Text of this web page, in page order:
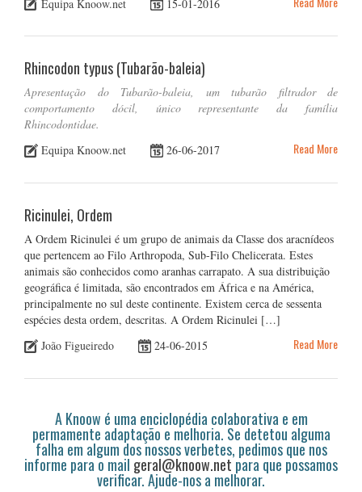
Equipa Knoow.net 15-01-2016
Rhincodon typus (Tubarão-baleia)
Apresentação do Tubarão-baleia, um tubarão filtrador de
comportamento dócil, único representante da família
Rhincodontidae.
Equipa Knoow.net
26-06-2017 Read More
Ricinulei, Ordem
A Ordem Ricinulei é um grupo de animais da Classe dos aracnídeos
que pertencem ao Filo Arthropoda, Sub-Filo Chelicerata. Estes
animais são conhecidos como aranhas carrapato. A sua distribuição
geográfica é limitada, são encontrados em África e na América,
principalmente no sul deste continente. Existem cerca de sessenta
espécies desta ordem, descritas. A Ordem Ricinulei […]
João Figueiredo
24-06-2015 Read More
A Knoow é uma enciclopédia colaborativa e em
permamente adaptação e melhoria. Se detetou alguma
falha em algum dos nossos verbetes, pedimos que nos
informe para o mail geral@knoow.netpara que possamos
verificar. Ajude-nos a melhorar.